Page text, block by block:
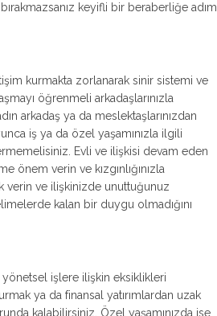
keyifli bir beraberliğe adım
kurmakta zorlanarak sinir sistemi ve
öğrenmeli arkadaşlarınızla
arkadaş ya da meslektaşlarınızdan
iş ya da özel yaşamınızla ilgili
Evli ve ilişkisi devam eden
önem verin ve kızgınlığınızla
verin ve ilişkinizde unuttuğunuz
kalan bir duygu olmadığını
işlere ilişkin eksiklikleri
ya da finansal yatırımlardan uzak
kalabilirsiniz. Özel yaşamınızda ise